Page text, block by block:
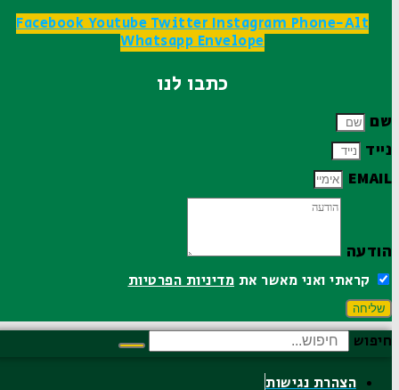
FacebookYoutubeTwitterInstagramPhone-Alt
WhatsappEnvelope
כתבו לנו
שם
נייד
EMAIL
הודעה
קראתי ואני מאשר אתמדיניות הפרטיות
שליחה
חיפוש
הצהרת נגישות